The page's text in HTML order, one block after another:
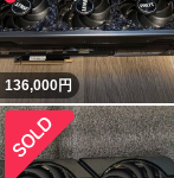
136,000円